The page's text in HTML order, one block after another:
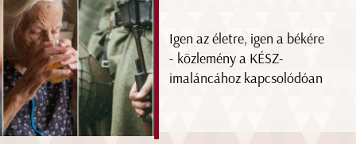
Igen az életre, igen a békére
- közlemény a KÉSZ-
imaláncához kapcsolódóan